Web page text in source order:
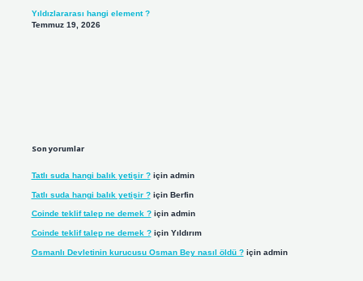
Yıldızlararası hangi element ?
Temmuz 19, 2026
Son yorumlar
Tatlı suda hangi balık yetişir ?için admin
Tatlı suda hangi balık yetişir ?için Berfin
Coinde teklif talep ne demek ?için admin
Coinde teklif talep ne demek ?için Yıldırım
Osmanlı Devletinin kurucusu Osman Bey nasıl öldü ?için admin